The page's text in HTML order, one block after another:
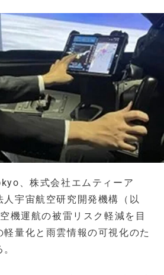
、株式会社エムティーア
宇宙航空研究開発機構（以
機運航の被雷リスク軽減を目
量化と雨雲情報の可視化のた